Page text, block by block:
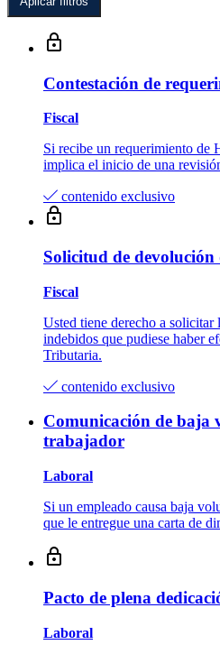
Contestación de
Fiscal
Si recibe un requerimiento de
implica el inicio de una
contenido exclusivo
Solicitud de devolución
Fiscal
Usted tiene derecho a
indebidos que pudiese haber
Tributaria.
contenido exclusivo
Comunicación de
trabajador
Laboral
Si un empleado causa baja
que le entregue una carta de
Pacto de plena
Laboral